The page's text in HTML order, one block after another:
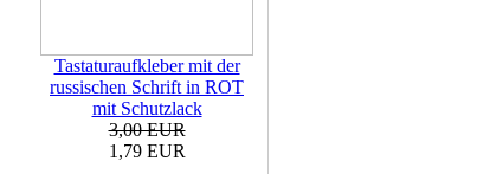
Tastaturaufkleber mit der
russischen Schrift in ROT
mit Schutzlack
3,00 EUR
1,79 EUR